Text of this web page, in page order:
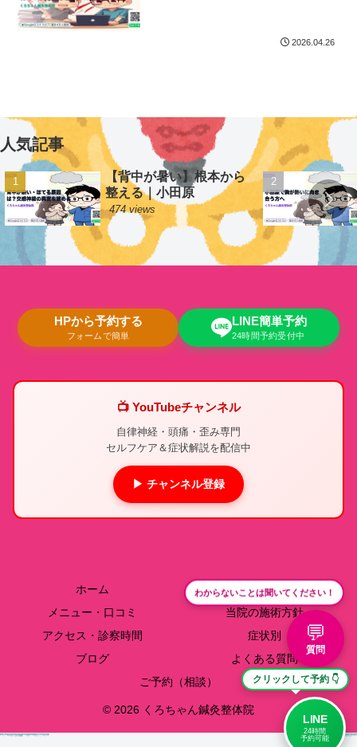
2026.04.26
人気記事
【背中が暑い】根本から
整える｜小田原
474 views
HPから予約する
フォームで簡単
LINE簡単予約
24時間予約受付中
📺 YouTubeチャンネル
自律神経・頭痛・歪み専門
セルフケア＆症状解説を配信中
▶ チャンネル登録
ホーム
院長紹介
メニュー・口コミ
当院の施術方針
アクセス・診察時間
症状別
ブログ
よくある質問
ご予約（相談）
© 2026 くろちゃん鍼灸整体院
わからないことは聞いてください！
💬
質問
クリックして予約 👇
LINE
24時間
予約可能